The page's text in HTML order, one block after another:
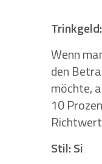
Wenn
den
möchte,
10
Stil: Si